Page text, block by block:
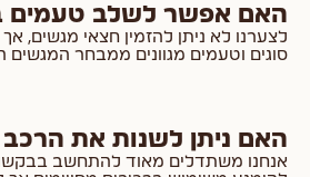
האם אפשר לשלב טעמים
לצערנו לא ניתן להזמין חצאי מגשים,
סוגים וטעמים מגוונים ממבחר המגשים
האם ניתן לשנות את
אנחנו משתדלים מאוד להתחשב